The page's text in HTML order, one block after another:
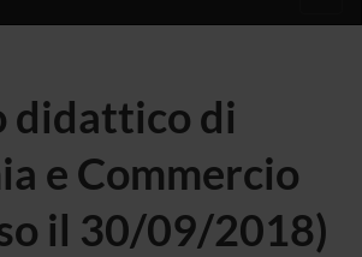
didattico di
e Commercio
il 30/09/2018)